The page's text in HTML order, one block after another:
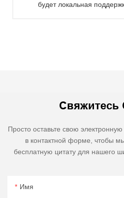
будет локальная
Свяжитесь
Просто оставьте свою
в контактной форме, чтобы
бесплатную цитату для нашего
Имя